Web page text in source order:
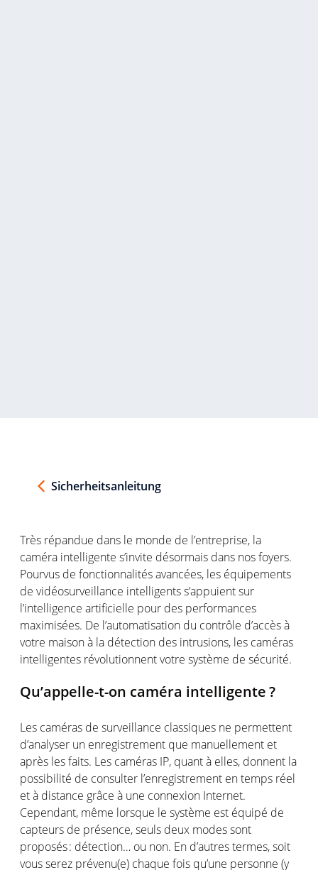
Sicherheitsanleitung
Très répandue dans le monde de l’entreprise, la
caméra intelligente s’invite désormais dans nosfoyers.
Pourvus de fonctionnalitésavancées, les équipements
de vidéosurveillance intelligentss’appuientsur
l’intelligence artificielle pour des performances
maximisées. De l’automatisation du contrôle d’accèsà
votre maisonà la détection des intrusions, les caméras
intelligentes révolutionnentvotre système de sécurité.
Qu’appelle-t-on caméra intelligente?
Les caméras de surveillance classiques ne permettent
d’analyser un enregistrement que manuellement et
après les faits. Les caméras IP, quant à elles, donnent la
possibilité de consulter l’enregistrement entemps réel
et à distance grâce à une connexion Internet.
Cependant, même lorsque le système est équipé de
capteurs de présence, seuls deux modessont
proposés: détection… ou non. En d’autrestermes,soit
vousserez prévenu(e) chaque fois qu’une personne (y